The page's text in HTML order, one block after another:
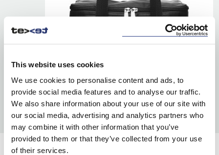
This website uses cookies
We use cookies to personalise content and ads, to
provide social media features and to analyse our traffic.
We also share information about your use of our site with
our social media, advertising and analytics partners who
may combine it with other information that you’ve
provided to them or that they’ve collected from your use
of their services.